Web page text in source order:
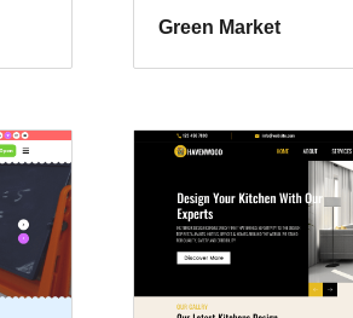
Green Market